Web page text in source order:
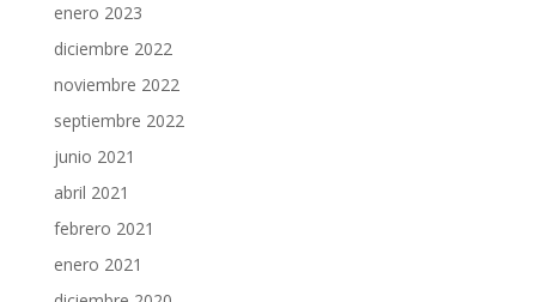
enero 2023
diciembre 2022
noviembre 2022
septiembre 2022
junio 2021
abril 2021
febrero 2021
enero 2021